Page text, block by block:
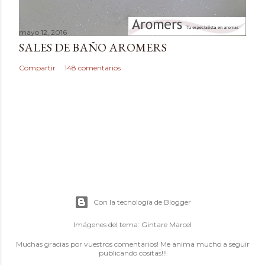
mayo 12, 2016
SALES DE BAÑO AROMERS
Compartir 148 comentarios
Con la tecnología de Blogger
Imágenes del tema: Gintare Marcel
Muchas gracias por vuestros comentarios! Me anima mucho a seguir
publicando cositas!!!